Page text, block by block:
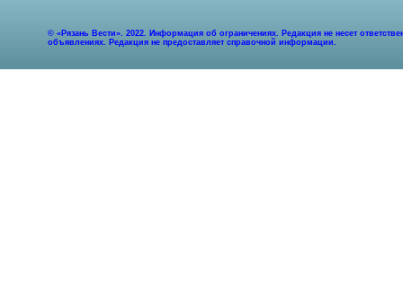
© «Рязань Вести». 2022. Информация об ограничениях. Редакция не несет
объявлениях. Редакция не предоставляет справочной информации.